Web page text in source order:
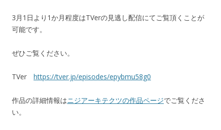
3月1日より1か月程度はTVerの見逃し配信にてご覧頂くことが
可能です。
ぜひご覧ください。
TVer https://tver.jp/episodes/epybmu58g0
作品の詳細情報はニジアーキテクツの作品ページでご覧くださ
い。